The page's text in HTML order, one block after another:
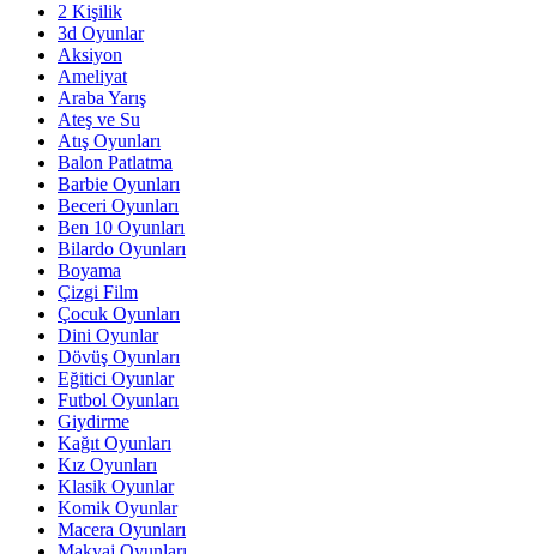
2 Kişilik
3d Oyunlar
Aksiyon
Ameliyat
Araba Yarış
Ateş ve Su
Atış Oyunları
Balon Patlatma
Barbie Oyunları
Beceri Oyunları
Ben 10 Oyunları
Bilardo Oyunları
Boyama
Çizgi Film
Çocuk Oyunları
Dini Oyunlar
Dövüş Oyunları
Eğitici Oyunlar
Futbol Oyunları
Giydirme
Kağıt Oyunları
Kız Oyunları
Klasik Oyunlar
Komik Oyunlar
Macera Oyunları